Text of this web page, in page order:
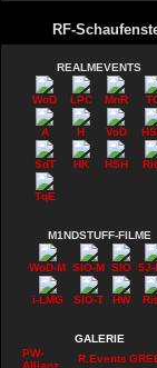
RF-
REALMEVENTS
WoD LPC MnR
A H VoD
SdT HK HSH
TqE
M1NDSTUFF-FILME
WoD-M SIO-M SIO 5J-
i-LMG SIO-T HW
GALERIE
PW-
Allianz
R.Events